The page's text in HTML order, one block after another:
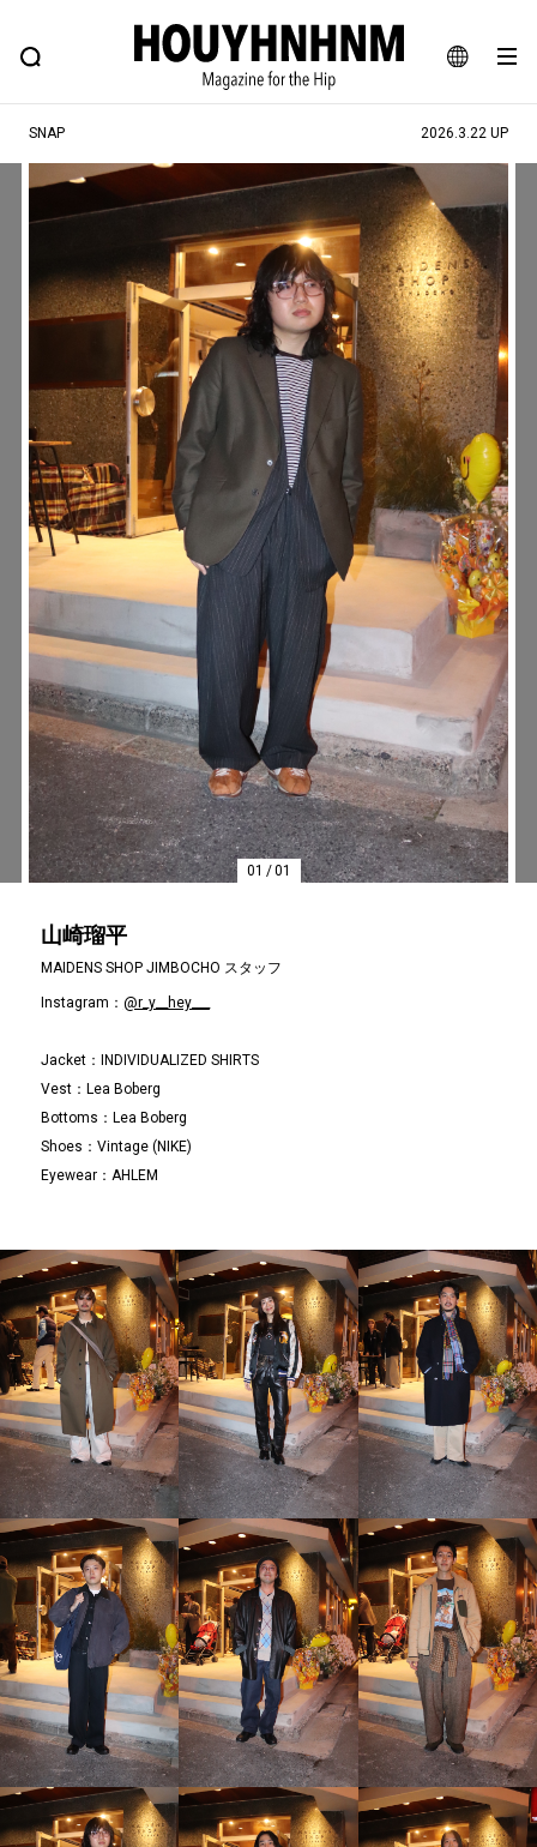
JA
EN
FEATURE BLOG SNAP
ヒップなファッション、カルチャー、ライフスタイルWEBマガジン
#SHOPPING ADDICT #憧れの逸品
#ESSENTIAL DESIGNS #古着サミット
#NEW VINTAGE #マイナーグッド図鑑
#路地裏てぃーん。 #MONTHLY JOURNAL
#GH 銘品の所以 #フイナムのYouTube
#Commune H #FOCUS IT #AH.H
#ととけん #FASHION #MUSIC #MOVIE
#LIFESTYLE #SNEAKER #OUTDOOR
#SPORTS #HANDSOME HANDBOOK
SNAP 2026.3.22 UP
01 /01
山崎瑠平
MAIDENS SHOP JIMBOCHO スタッフ
Instagram： @r_y__hey___
Jacket：INDIVIDUALIZED SHIRTS
Vest：Lea Boberg
Bottoms：Lea Boberg
Shoes：Vintage (NIKE)
Eyewear：AHLEM